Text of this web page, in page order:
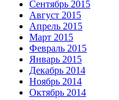
Сентябрь 2015
Август 2015
Апрель 2015
Март 2015
Февраль 2015
Январь 2015
Декабрь 2014
Ноябрь 2014
Октябрь 2014